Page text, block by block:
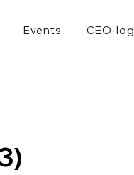
Events CEO-log